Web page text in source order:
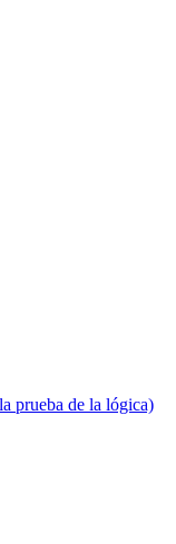
prueba de la lógica)